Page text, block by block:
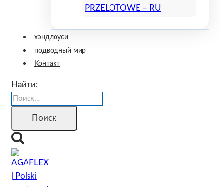
PRZELOTOWE – RU
хэндлоуси
подводный мир
Контакт
Найти: